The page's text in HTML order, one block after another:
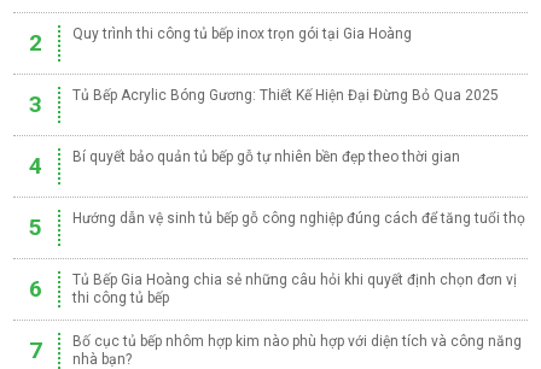
2 Quy trình thi công tủ bếp inox trọn gói tại Gia Hoàng
3 Tủ Bếp Acrylic Bóng Gương: Thiết Kế Hiện Đại Đừng Bỏ Qua 2025
4 Bí quyết bảo quản tủ bếp gỗ tự nhiên bền đẹp theo thời gian
5 Hướng dẫn vệ sinh tủ bếp gỗ công nghiệp đúng cách để tăng tuổi thọ
6
Tủ Bếp Gia Hoàng chia sẻ những câu hỏi khi quyết định chọn đơn vị
thi công tủ bếp
7
Bố cục tủ bếp nhôm hợp kim nào phù hợp với diện tích và công năng
nhà bạn?